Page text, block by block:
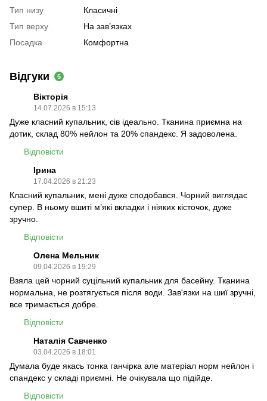
Тип низу
Класичні
Тип верху
На зав’язках
Посадка
Комфортна
Відгуки 5
Вікторія
14.07.2026 в 15:13
Дуже класний купальник, сів ідеально. Тканина приємна на
дотик, склад 80% нейлон та 20% спандекс. Я задоволена.
Відповісти
Ірина
17.04.2026 в 21:23
Класний купальник, мені дуже сподобався. Чорний виглядає
супер. В ньому вшиті м’які вкладки і ніяких кісточок, дуже
зручно.
Відповісти
Олена Мельник
09.04.2026 в 19:29
Взяла цей чорний суцільний купальник для басейну. Тканина
нормальна, не розтягується після води. Зав'язки на шиї зручні,
все тримається добре.
Відповісти
Наталія Савченко
03.04.2026 в 18:01
Думала буде якась тонка ганчірка але матеріал норм нейлон і
спандекс у складі приємні. Не очікувала що підійде.
Відповісти